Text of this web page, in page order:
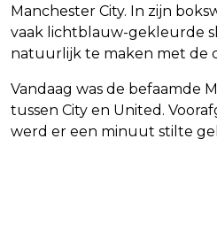
Manchester City. In zijn
vaak lichtblauw-gekleurde
natuurlijk te maken met de
Vandaag was de befaamde
tussen City en United.
werd er een minuut stilte